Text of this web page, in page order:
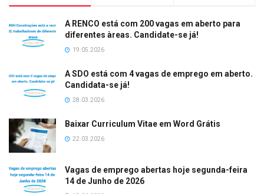
A RENCO está com 200 vagas em aberto para
diferentes àreas. Candidate-se já!
19.05.2026
A SDO está com 4 vagas de emprego em aberto.
Candidata-se já!
28.03.2026
Baixar Curriculum Vitae em Word Grátis
22.03.2026
Vagas de emprego abertas hoje segunda-feira
14 de Junho de 2026